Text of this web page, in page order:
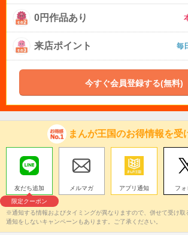
0円作品あり
来店ポイント 毎
今すぐ会員登録する(無料)
まんが王国のお得情報を受
友だち追加
限定クーポン
メルマガ アプリ通知 フォ
※通知する情報およびタイミングが異なりますので、併せて受け
通知をしないキャンペーンもあります。ご了承ください。